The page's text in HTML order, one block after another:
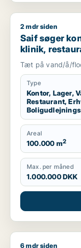
Saif søger
2 mdr siden
Saif søger
klinik,
Tæt på vand/å/
Type
Kontor, Lager,
Restaurant,
Areal
100.000 m2
Max. per måned
1.000.000 DKK
Marcus søger
6 mdr siden